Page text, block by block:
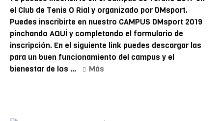
el Club de Tenis O Rial y organizado por DMsport.
Puedes inscribirte en nuestro CAMPUS DMsport 2019
pinchando AQUÍ y completando el formulario de
inscripción. En el siguiente link puedes descargar las
para un buen funcionamiento del campus y el
bienestar de los ...
Más